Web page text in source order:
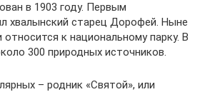
в 1903 году. Первым
хвалынский старец Дорофей. Ныне
относится к национальному парку. В
300 природных источников.
– родник «Святой», или